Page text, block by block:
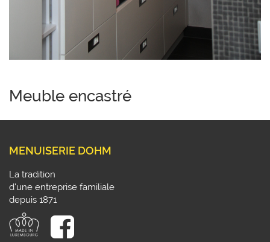
Meuble encastré
MENUISERIE DOHM
La tradition
d'une entreprise familiale
depuis 1871